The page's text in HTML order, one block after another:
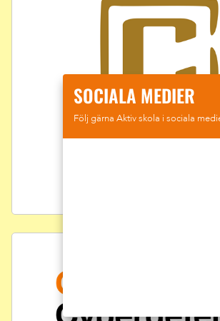
SOCIALA MEDIER
Följ gärna Aktiv skola i sociala